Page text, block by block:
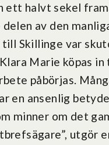
ett halvt sekel
av den
till Skillinge var
Marie köpas
påbörjas.
en ansenlig
minner om det
utgör